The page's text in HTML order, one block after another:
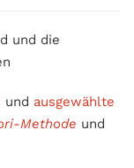
und die
und ausgewählte
Methode und